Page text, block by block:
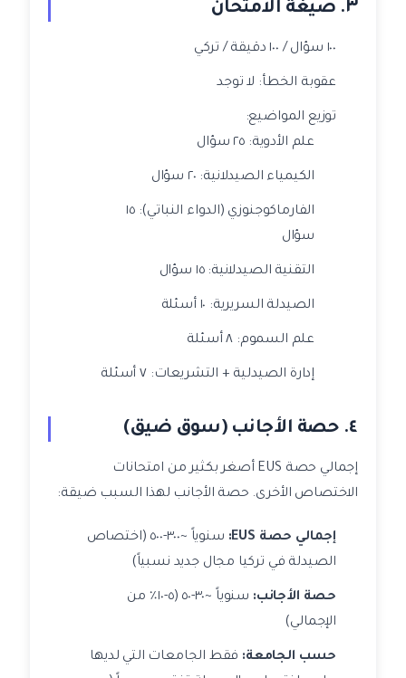
٣. صيغة الامتحان
١٠٠ سؤال / ١٠٠ دقيقة / تركي
عقوبة الخطأ: لا توجد
توزيع المواضيع:
علم الأدوية: ٢٥ سؤال
الكيمياء الصيدلانية: ٢٠ سؤال
الفارماكوجنوزي (الدواء النباتي): ١٥
سؤال
التقنية الصيدلانية: ١٥ سؤال
الصيدلة السريرية: ١٠ أسئلة
علم السموم: ٨ أسئلة
إدارة الصيدلية + التشريعات: ٧ أسئلة
٤. حصة الأجانب (سوق ضيق)
إجمالي حصة EUS أصغر بكثير من امتحانات
الاختصاص الأخرى. حصة الأجانب لهذا السبب ضيقة:
إجمالي حصة EUS:
سنوياً ~٣٠٠-٥٠٠ (اختصاص
الصيدلة في تركيا مجال جديد نسبياً)
حصة الأجانب:
سنوياً ~٣٠-٥٠ (٥-١٠٪ من
الإجمالي)
حسب الجامعة: فقط الجامعات التي لديها